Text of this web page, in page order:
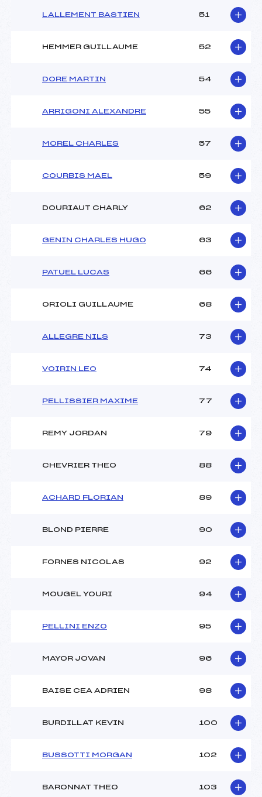
LALLEMENT BASTIEN 51
HEMMER GUILLAUME 52
DORE MARTIN 54
ARRIGONI ALEXANDRE 55
MOREL CHARLES 57
COURBIS MAEL 59
DOURIAUT CHARLY 62
GENIN CHARLES HUGO 63
PATUEL LUCAS 66
ORIOLI GUILLAUME 68
ALLEGRE NILS 73
VOIRIN LEO 74
PELLISSIER MAXIME 77
REMY JORDAN 79
CHEVRIER THEO 88
ACHARD FLORIAN 89
BLOND PIERRE 90
FORNES NICOLAS 92
MOUGEL YOURI 94
PELLINI ENZO 95
MAYOR JOVAN 96
BAISE CEA ADRIEN 98
BURDILLAT KEVIN 100
BUSSOTTI MORGAN 102
BARONNAT THEO 103